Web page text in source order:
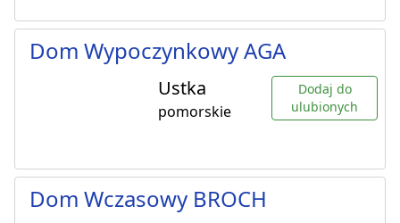
Dom Wypoczynkowy AGA
Ustka
pomorskie
Dodaj do
ulubionych
Dom Wczasowy BROCH